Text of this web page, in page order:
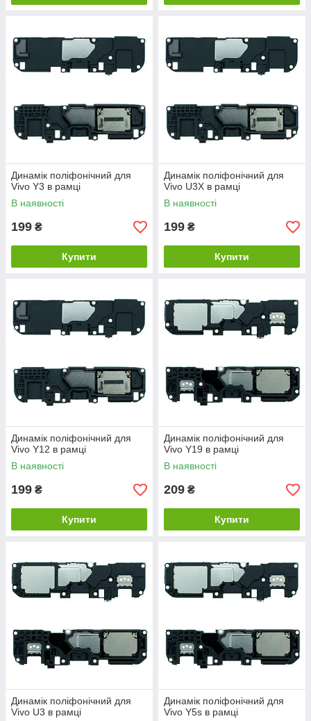
Динамік поліфонічний для
Vivo Y3 в рамці
В наявності
199 ₴
Купити
Динамік поліфонічний для
Vivo U3X в рамці
В наявності
199 ₴
Купити
Динамік поліфонічний для
Vivo Y12 в рамці
В наявності
199 ₴
Купити
Динамік поліфонічний для
Vivo Y19 в рамці
В наявності
209 ₴
Купити
Динамік поліфонічний для
Vivo U3 в рамці
Динамік поліфонічний для
Vivo Y5s в рамці